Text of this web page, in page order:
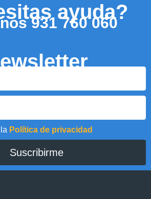
ayuda?
931 760 060
Política de privacidad
Suscribirme